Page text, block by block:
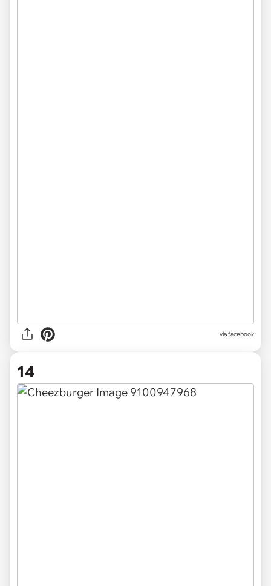
via facebook
14